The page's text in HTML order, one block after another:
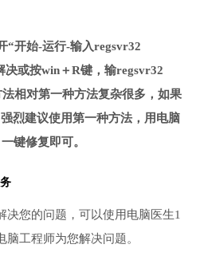
“开始-运行-输入regsvr32
决或按win＋R键，输regsvr32
相对第一种方法复杂很多，如果
烈建议使用第一种方法，用电脑
键修复即可。
决您的问题，可以使用电脑医生1
工程师为您解决问题。